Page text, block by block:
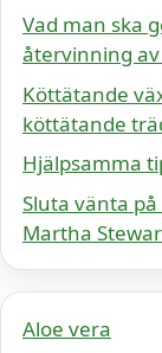
Vad man ska
återvinning
Köttätande
köttätande
Hjälpsamma
Sluta vänta
Martha
Aloe vera